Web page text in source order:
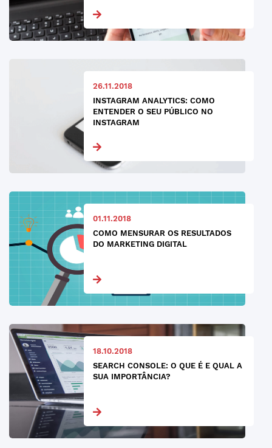
26.11.2018
INSTAGRAM ANALYTICS: COMO
ENTENDER O SEU PÚBLICO NO
INSTAGRAM
01.11.2018
COMO MENSURAR OS RESULTADOS
DO MARKETING DIGITAL
18.10.2018
SEARCH CONSOLE: O QUE É E QUAL A
SUA IMPORTÂNCIA?